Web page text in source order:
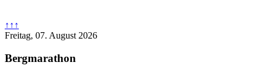
↑↑↑
Freitag, 07. August 2026
Bergmarathon